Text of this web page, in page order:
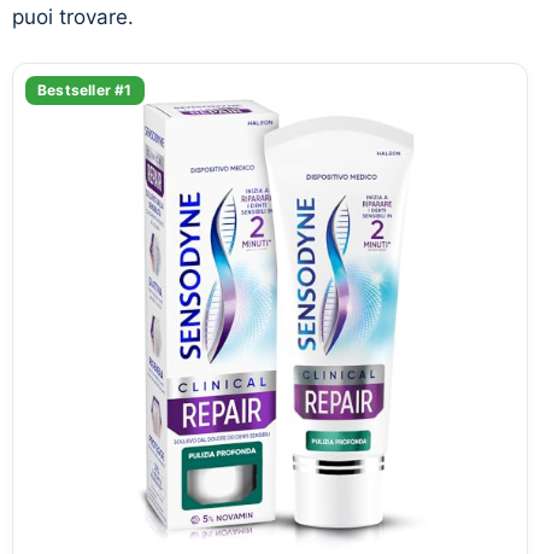
puoi trovare.
Bestseller #1